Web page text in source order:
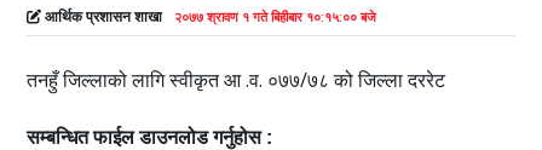
आर्थिक प्रशासन शाखा २०७७ श्रावण १ गते बिहीबार १०:१५:०० बजे
तनहुँ जिल्लाको लागि स्वीकृत आ .व. ०७७/७८ को जिल्ला दररेट
सम्बन्धित फाईल डाउनलोड गर्नुहोस :